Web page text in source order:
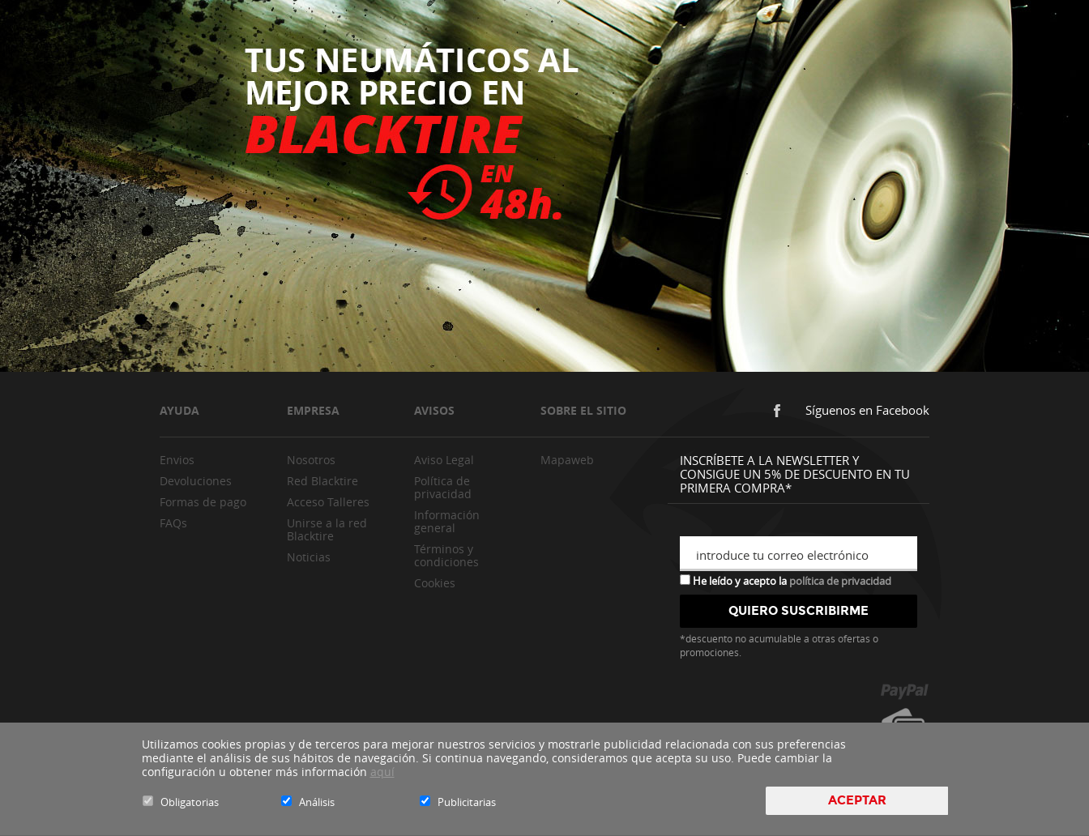
AYUDA EMPRESA AVISOS SOBRE EL SITIO Síguenos en Facebook
Envios
Devoluciones
Formas de pago
FAQs
Nosotros
Red Blacktire
Acceso Talleres
Unirse a la red
Blacktire
Noticias
Aviso Legal
Política de
privacidad
Información
general
Términos y
condiciones
Cookies
Mapaweb
INSCRÍBETE A LA NEWSLETTER Y
CONSIGUE UN 5% DE DESCUENTO EN TU
PRIMERA COMPRA*
introduce tu correo electrónico
He leído y acepto la política de privacidad
*descuento no acumulable a otras ofertas o
promociones.
Blacktire Copyright 2016 - Todos los derechos reservados by
Utilizamos cookies propias y de terceros para mejorar nuestros servicios y mostrarle publicidad relacionada con sus preferencias
mediante el análisis de sus hábitos de navegación. Si continua navegando, consideramos que acepta su uso. Puede cambiar la
configuración u obtener más información aquí
Obligatorias Análisis Publicitarias ACEPTAR